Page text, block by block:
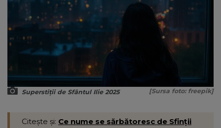
Superstiții de Sfântul Ilie 2025 [Sursa foto: freepik]
Citește și: Ce nume se sărbătoresc de Sfinții